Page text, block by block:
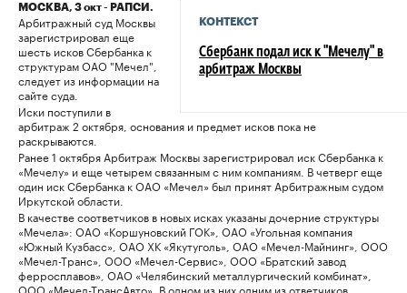
КОНТЕКСТ
Сбербанк подал иск к "Мечелу" в
арбитраж Москвы
МОСКВА, 3 окт - РАПСИ.
Арбитражный суд Москвы
зарегистрировал еще
шесть исков Сбербанка к
структурам ОАО "Мечел",
следует из информации на
сайте суда.
Иски поступили в
арбитраж 2 октября, основания и предмет исков пока не
раскрываются.
Ранее 1 октября Арбитраж Москвы зарегистрировал иск Сбербанка к
«Мечелу» и еще четырем связанным с ним компаниям. В четверг еще
один иск Сбербанка к ОАО «Мечел» был принят Арбитражным судом
Иркутской области.
В качестве соответчиков в новых исках указаны дочерние структуры
«Мечела»: ОАО «Коршуновский ГОК», ОАО «Угольная компания
«Южный Кузбасс», ОАО ХК «Якутуголь», ОАО «Мечел-Майнинг», ООО
«Мечел-Транс», ООО «Мечел-Сервис», ООО «Братский завод
ферросплавов», ОАО «Челябинский металлургический комбинат»,
ООО «Мечел-ТрансАвто». В одном из них одним из ответчиков